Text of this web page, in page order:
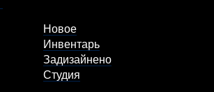
Новое
Инвентарь
Задизайнено
Студия